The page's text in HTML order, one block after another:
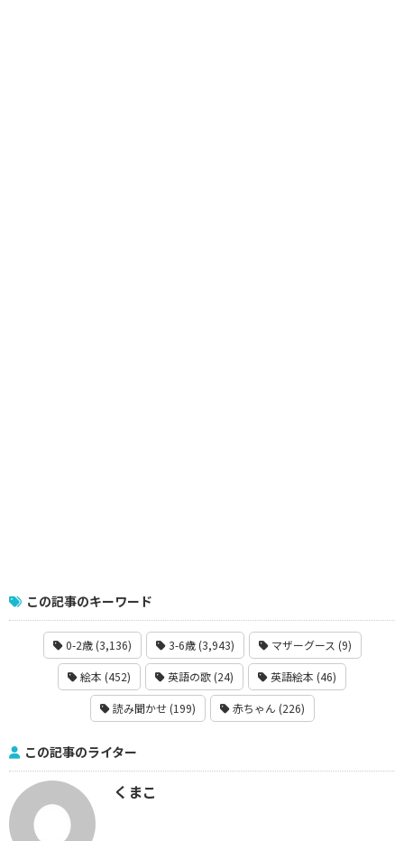
この記事のキーワード
0-2歳 (3,136) 3-6歳 (3,943) マザーグース (9)
絵本 (452) 英語の歌 (24) 英語絵本 (46)
読み聞かせ (199) 赤ちゃん (226)
この記事のライター
くまこ